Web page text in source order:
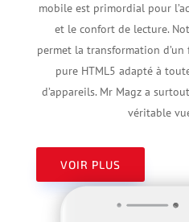
mobile est primordial pour
et le confort de lecture.
permet la transformation
pure HTML5 adapté à
d’appareils. Mr Magz a
véritable
VOIR PLUS